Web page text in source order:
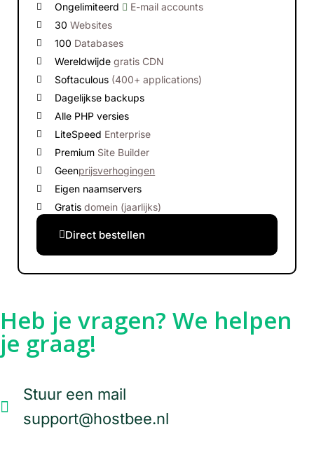
Ongelimiteerd
E-mail accounts
30Websites
100 Databases
Wereldwijdegratis CDN
Softaculous (400+ applications)
Dagelijkse backups
Alle PHP versies
LiteSpeed Enterprise
Premium Site Builder
Geenprijsverhogingen
Eigen naamservers
Gratisdomein (jaarlijks)
Direct bestellen
Heb je vragen? We helpen
je graag!
Stuur een mail
support@hostbee.nl